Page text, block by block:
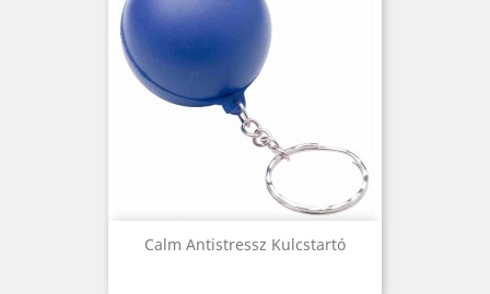
Calm Antistressz Kulcstartó